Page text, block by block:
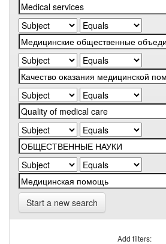
Start a new search
Add filters: